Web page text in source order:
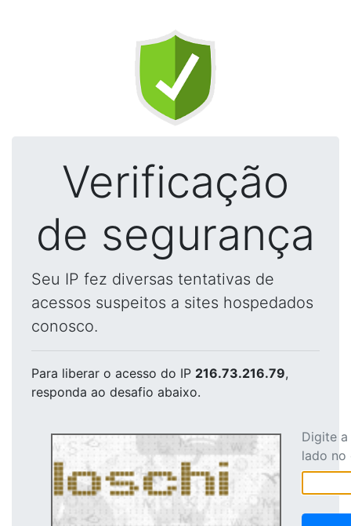
Verificação
de segurança
Seu IP fez diversas tentativas de
acessos suspeitos a sites hospedados
conosco.
Para liberar o acesso do IP 216.73.216.79,
responda ao desafio abaixo.
Digite
lado no